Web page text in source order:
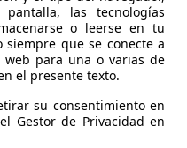
las tecnologías
o leerse en tu
que se conecte a
para una o varias de
el presente texto.
su consentimiento en
Gestor de Privacidad en